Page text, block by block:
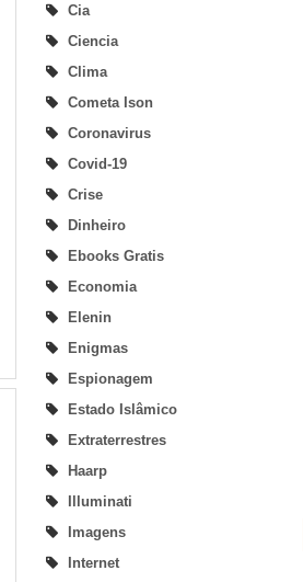
Cia
Ciencia
Clima
Cometa Ison
Coronavirus
Covid-19
Crise
Dinheiro
Ebooks Gratis
Economia
Elenin
Enigmas
Espionagem
Estado Islâmico
Extraterrestres
Haarp
Illuminati
Imagens
Internet